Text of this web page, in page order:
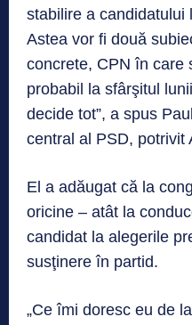
stabilire a candidatului
Astea vor fi două
concrete, CPN în care
probabil la sfârşitul
decide tot”, a spus
central al PSD, potrivit
El a adăugat că la
oricine – atât la
candidat la alegerile
susţinere în partid.
„Ce îmi doresc eu de